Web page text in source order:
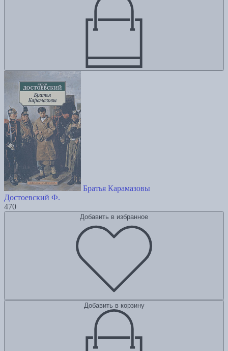
Братья Карамазовы
Достоевский Ф.
470
Добавить в избранное
Добавить в корзину